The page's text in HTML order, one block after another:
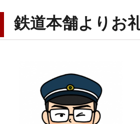
鉄道本舗よりお